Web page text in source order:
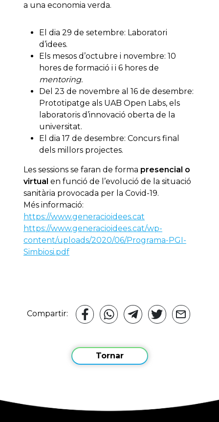
a una economia verda.
El dia 29 de setembre: Laboratori
d’idees.
Els mesos d’octubre i novembre: 10
hores de formació i i 6 hores de
mentoring.
Del 23 de novembre al 16 de desembre:
Prototipatge als UAB Open Labs, els
laboratoris d’innovació oberta de la
universitat.
El dia 17 de desembre: Concurs final
dels millors projectes.
Les sessions se faran de forma presencial o
virtual en funció de l’evolució de la situació
sanitària provocada per la Covid-19.
Més informació:
https://www.generacioidees.cat
https://www.generacioidees.cat/wp-
content/uploads/2020/06/Programa-PGI-
Simbiosi.pdf
Compartir:
Tornar